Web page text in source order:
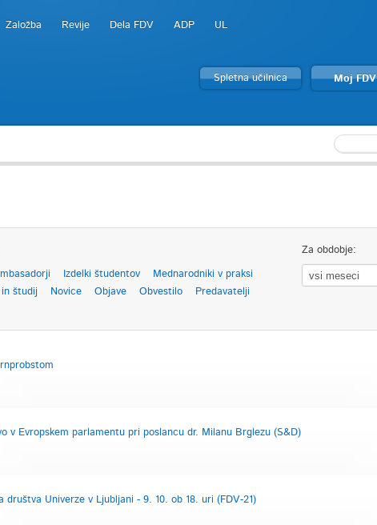
Založba Revije Dela FDV ADP UL
Spletna učilnica Moj FDV
Izdelki študentov
Mednarodniki v praksi
študij Novice Objave Obvestilo
Predavatelji
Za obdobje:
v Evropskem parlamentu pri poslancu dr. Milanu Brglezu (S&D)
društva Univerze v Ljubljani - 9. 10. ob 18. uri (FDV-21)